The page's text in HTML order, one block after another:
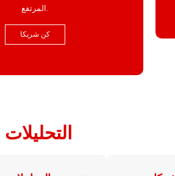
المرتفع.
كن شريكا
التحليلات